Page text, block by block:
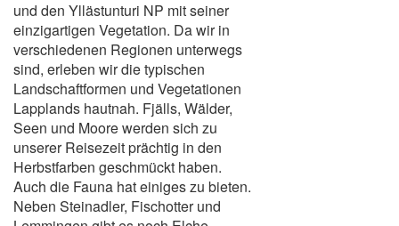
und den Yllästunturi NP mit seiner
einzigartigen Vegetation. Da wir in
verschiedenen Regionen unterwegs
sind, erleben wir die typischen
Landschaftformen und Vegetationen
Lapplands hautnah. Fjälls, Wälder,
Seen und Moore werden sich zu
unserer Reisezeit prächtig in den
Herbstfarben geschmückt haben.
Auch die Fauna hat einiges zu bieten.
Neben Steinadler, Fischotter und